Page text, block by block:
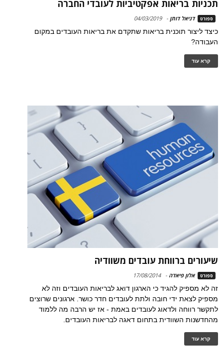
תכניות בריאות אפקטיביות לעובדי החברה
ספורט דניאל דותן -
04/03/2019
כיצד ליצור תוכנית בריאות שתקדם את בריאות העובדים במקום
העבודה?
קרא עוד
שיעורים ברווחת עובדים משוודיה
ספורט אלון פיאדה -
17/08/2014
זה לא מספיק להגיד כי הארגון דואג לבריאות העובדים וזה לא
מספיק לצאת ידי חובה ולתת לעובדים חדר כושר. ארגונים שרוצים
לתקשר רווחה ולדאוג לעובדים באמת - אז יש הרבה מה ללמוד
מהחדשנות השוודית בתחום דאגה לבריאות העובדים.
קרא עוד